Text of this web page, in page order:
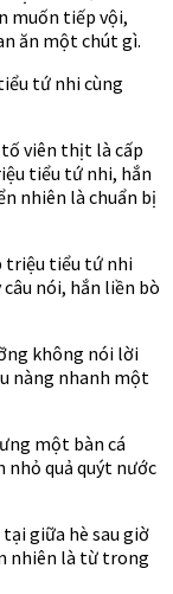
muốn tiếp vội,
ăn một chút gì.
tứ nhi cùng
tố viên thịt là cấp
tiểu tứ nhi, hắn
nhiên là chuẩn bị
triệu tiểu tứ nhi
nói, hắn liền bò
không nói lời
nàng nhanh một
một bàn cá
quả quýt nước
giữa hè sau giờ
nhiên là từ trong